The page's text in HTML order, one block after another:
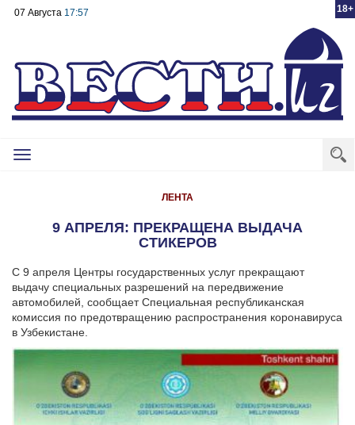
18+
07 Августа 17:57
Toggle
ЛЕНТА
9 АПРЕЛЯ: ПРЕКРАЩЕНА ВЫДАЧА
СТИКЕРОВ
С 9 апреля Центры государственных услуг прекращают
выдачу специальных разрешений на передвижение
автомобилей, сообщает Специальная республиканская
комиссия по предотвращению распространения коронавируса
в Узбекистане.